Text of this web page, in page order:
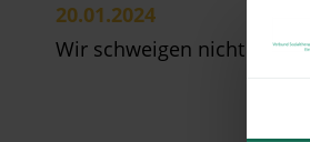
20.01.2024
Wir schweigen nicht